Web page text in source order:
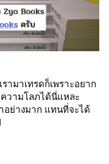
รามาเทรดก็เพราะอยาก
วามโลภได้นี่แหละ
อย่างมาก แทนที่จะได้